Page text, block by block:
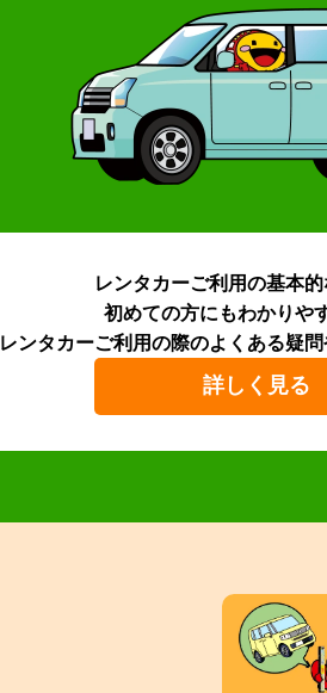
レンタカーご利用の基本
初めての方にもわかりや
レンタカーご利用の際のよくある疑問
詳しく見る